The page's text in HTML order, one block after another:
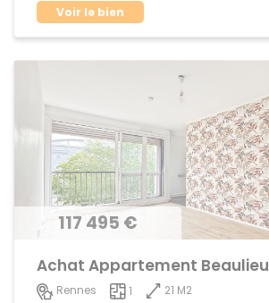
Voir le bien
117 495 €
Achat Appartement Beaulieu
Rennes 1
21 M2